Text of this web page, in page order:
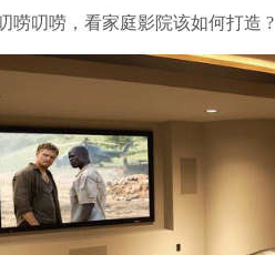
唠叨唠，看家庭影院该如何打造 ?